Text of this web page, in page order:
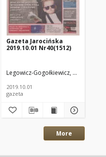
Gazeta Jarocińska
2019.10.01 Nr40(1512)
Legowicz-Gogołkiewicz, Anna. Red.
2019.10.01
gazeta
More